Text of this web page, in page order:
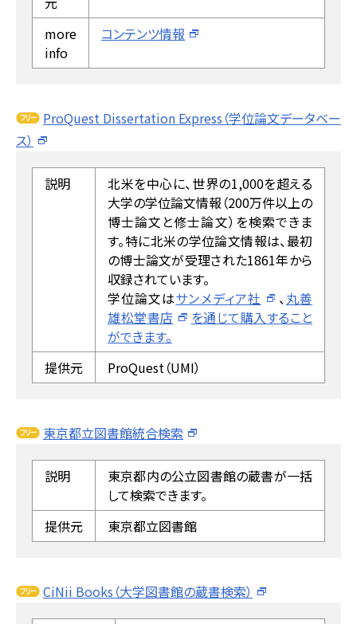
more
info
コンテンツ情報
ProQuest Dissertation Express（学位論文データベー
ス）
説明
北米を中心に、世界の1,000を超える
大学の学位論文情報（200万件以上の
博士論文と修士論文）を検索できま
す。特に北米の学位論文情報は、最初
の博士論文が受理された1861年から
収録されています。
学位論文はサンメディア社 、丸善
雄松堂書店
を通じて購入すること
ができます。
提供元
ProQuest（UMI）
東京都立図書館統合検索
説明
東京都内の公立図書館の蔵書が一括
して検索できます。
提供元
東京都立図書館
CiNii Books（大学図書館の蔵書検索）